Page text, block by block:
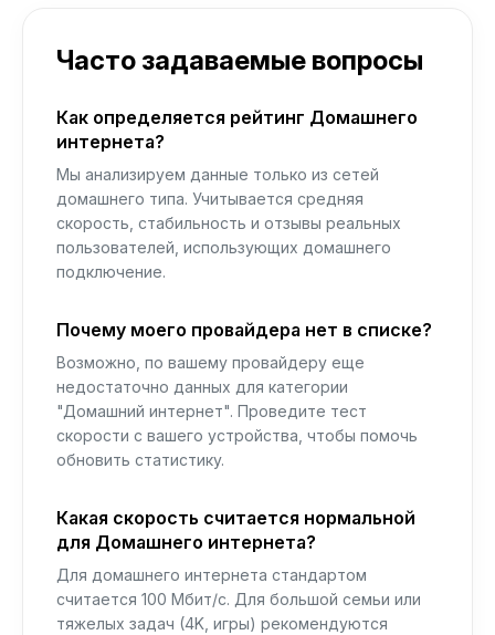
Часто задаваемые вопросы
Как определяется рейтинг Домашнего
интернета?
Мы анализируем данные только из сетей
домашнего типа. Учитывается средняя
скорость, стабильность и отзывы реальных
пользователей, использующих домашнего
подключение.
Почему моего провайдера нет в списке?
Возможно, по вашему провайдеру еще
недостаточно данных для категории
"Домашний интернет". Проведите тест
скорости с вашего устройства, чтобы помочь
обновить статистику.
Какая скорость считается нормальной
для Домашнего интернета?
Для домашнего интернета стандартом
считается 100 Мбит/с. Для большой семьи или
тяжелых задач (4K, игры) рекомендуются